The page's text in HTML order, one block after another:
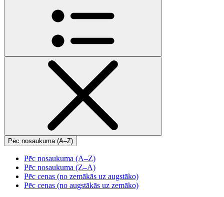
Pēc nosaukuma (A–Z)
Pēc nosaukuma (A–Z)
Pēc nosaukuma (Z–A)
Pēc cenas (no zemākās uz augstāko)
Pēc cenas (no augstākās uz zemāko)